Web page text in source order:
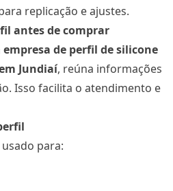
replicação e ajustes.
antes de comprar
empresa de perfil de silicone
Jundiaí, reúna informações
Isso facilita o atendimento e
para: